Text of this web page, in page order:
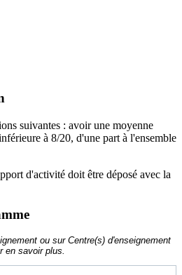
suivantes : avoir une moyenne
à 8/20, d'une part à l'ensemble
d'activité doit être déposé avec la
ou sur Centre(s) d'enseignement
en savoir plus.